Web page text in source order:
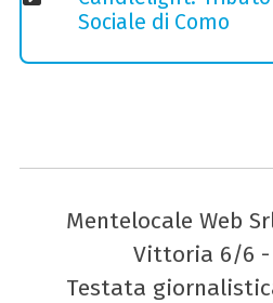
Sociale di Como
Mentelocale Web
Vittoria 6/6 -
Testata